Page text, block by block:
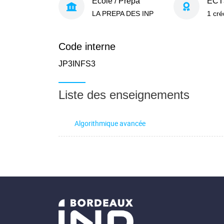
LA PREPA DES INP 1
Code interne
JP3INFS3
Liste des enseignements
Algorithmique avancée